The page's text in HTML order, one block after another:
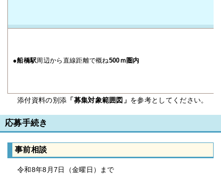
●船橋駅周辺から直線距離で概ね500ｍ圏内
添付資料の別添 「募集対象範囲図」 を参考としてください。
応募手続き
事前相談
令和8年8月7日（金曜日）まで